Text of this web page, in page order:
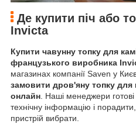
Де купити піч або
Invicta
Купити чавунну топку для
французького виробника
магазинах компанії Saven у
замовити дров'яну топку для
онлайн . Наші менеджери
технічну інформацію і
пристрій вибрати.